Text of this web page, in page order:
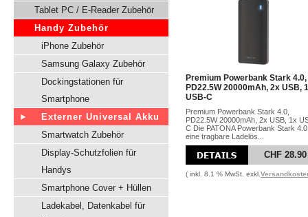
Tablet PC / E-Reader Zubehör
Handy Zubehör
iPhone Zubehör
Samsung Galaxy Zubehör
Dockingstationen für
Smartphone
Externer Universal Akku
Smartwatch Zubehör
Display-Schutzfolien für
Handys
Smartphone Cover + Hüllen
Ladekabel, Datenkabel für
Premium Powerbank Stark 4.0,
PD22.5W 20000mAh, 2x USB,
USB-C
Premium Powerbank Stark 4.0,
PD22.5W 20000mAh, 2x USB, 1x
C Die PATONA Powerbank Stark
eine tragbare Ladelös...
CHF 28.90
( inkl. 8.1 % MwSt. exkl.